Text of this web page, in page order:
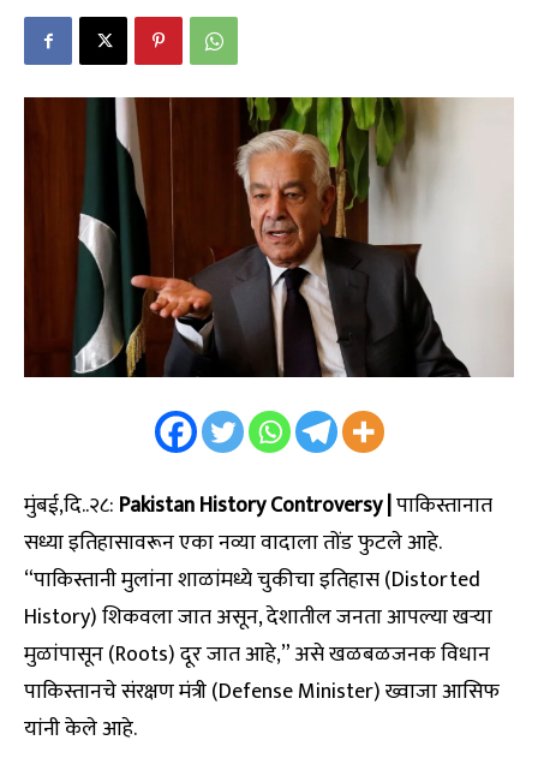
मुंबई,दि..२८: Pakistan History Controversy |पाकिस्तानात
सध्या इतिहासावरून एका नव्या वादाला तोंड फुटले आहे.
“पाकिस्तानी मुलांना शाळांमध्ये चुकीचा इतिहास (Distorted
History) शिकवला जात असून, देशातील जनता आपल्या खऱ्या
मुळांपासून (Roots) दूर जात आहे,” असे खळबळजनक विधान
पाकिस्तानचे संरक्षण मंत्री (Defense Minister) ख्वाजा आसिफ
यांनी केले आहे.